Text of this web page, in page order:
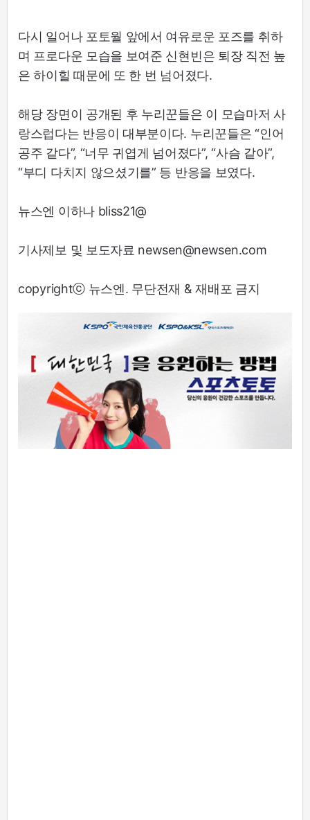
다시 일어나 포토월 앞에서 여유로운 포즈를 취하
며 프로다운 모습을 보여준 신현빈은 퇴장 직전 높
은 하이힐 때문에 또 한 번 넘어졌다.
해당 장면이 공개된 후 누리꾼들은 이 모습마저 사
랑스럽다는 반응이 대부분이다. 누리꾼들은 “인어
공주 같다”, “너무 귀엽게 넘어졌다”, “사슴 같아”,
“부디 다치지 않으셨기를” 등 반응을 보였다.
뉴스엔 이하나 bliss21@
기사제보 및 보도자료 newsen@newsen.com
copyrightⓒ 뉴스엔. 무단전재 & 재배포 금지